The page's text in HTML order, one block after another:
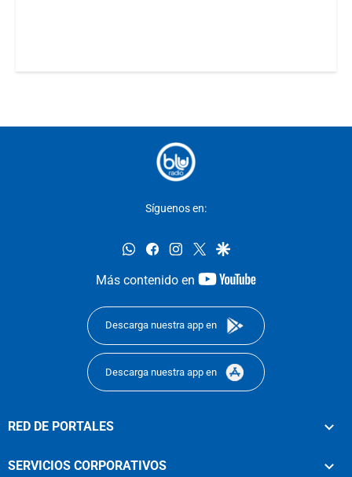
Síguenos en:
whatsappfacebookinstagram
twittergoogle
Más contenido en
youtube-
Descarga nuestra app en
Descarga nuestra app en
RED DE PORTALES
SERVICIOS CORPORATIVOS